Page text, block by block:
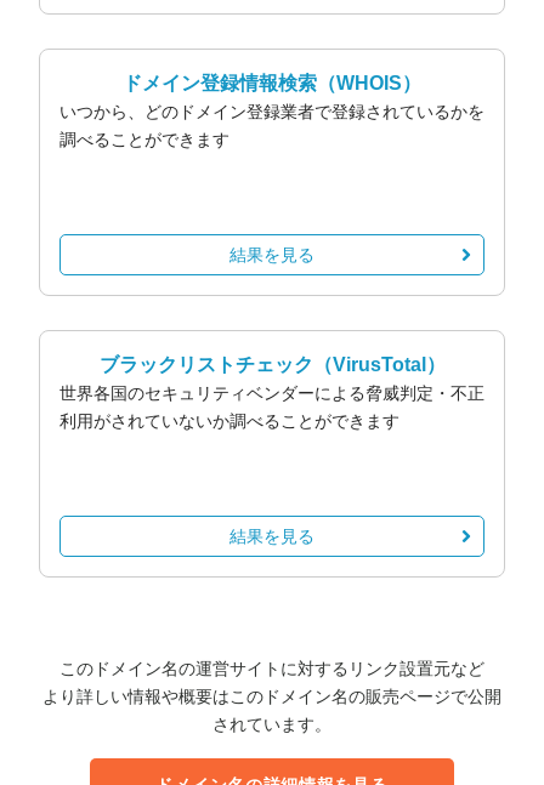
ドメイン登録情報検索 （WHOIS）
いつから、どのドメイン登録業者で登録されているかを
調べることができます
結果を見る
ブラックリストチェック （VirusTotal）
世界各国のセキュリティベンダーによる脅威判定・不正
利用がされていないか調べることができます
結果を見る
このドメイン名の運営サイトに対するリンク設置元など
より詳しい情報や概要はこのドメイン名の販売ページで公開
されています。